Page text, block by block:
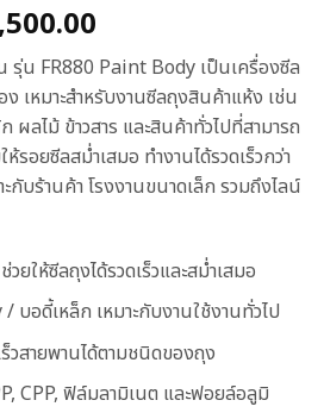
price
is:
฿7,500.00.
รุ่น FR880 Paint Body เป็นเครื่องซีล
เหมาะสำหรับงานซีลถุงสินค้าแห้ง เช่น
ลไม้ ข้าวสาร และสินค้าทั่วไปที่สามารถ
รอยซีลสม่ำเสมอ ทำงานได้รวดเร็วกว่า
กับร้านค้า โรงงานขนาดเล็ก รวมถึงไลน์
ยให้ซีลถุงได้รวดเร็วและสม่ำเสมอ
บอดี้เหล็ก เหมาะกับงานใช้งานทั่วไป
วสายพานได้ตามชนิดของถุง
CPP, ฟิล์มลามิเนต และฟอยล์อลูมิ